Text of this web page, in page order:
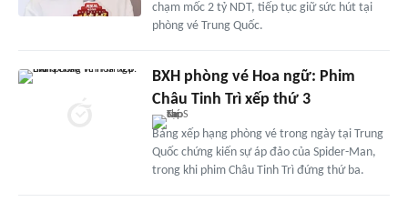
chạm mốc 2 tỷ NDT, tiếp tục giữ sức hút tại
phòng vé Trung Quốc.
BXH phòng vé Hoa ngữ: Phim
Châu Tinh Trì xếp thứ 3
Bảng xếp hạng phòng vé trong ngày tại Trung
Quốc chứng kiến sự áp đảo của Spider-Man,
trong khi phim Châu Tinh Trì đứng thứ ba.